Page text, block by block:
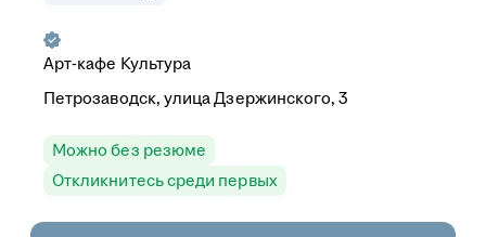
Арт-кафе Культура
Петрозаводск, улица Дзержинского, 3
Можно без резюме
Откликнитесь среди первых